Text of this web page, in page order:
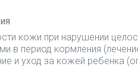
кожи при нарушении
в период кормления
и уход за кожей ребенка